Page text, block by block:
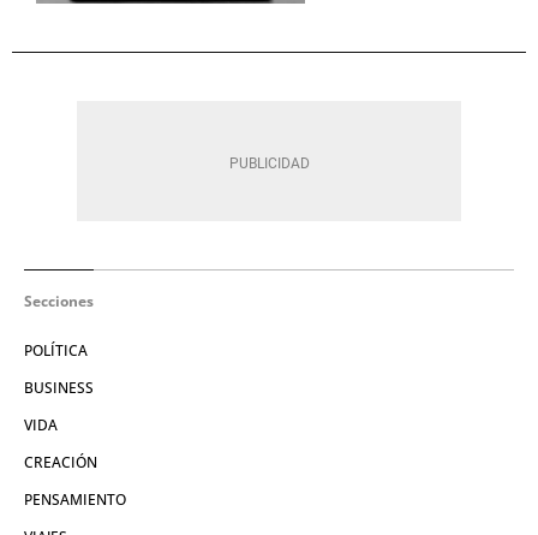
Secciones
POLÍTICA
BUSINESS
VIDA
CREACIÓN
PENSAMIENTO